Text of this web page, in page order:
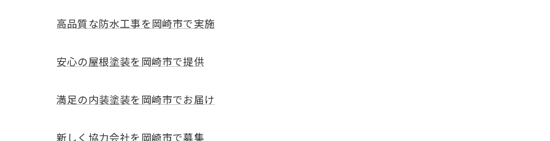
高品質な防水工事を岡崎市で実施
安心の屋根塗装を岡崎市で提供
満足の内装塗装を岡崎市でお届け
新しく協力会社を岡崎市で募集